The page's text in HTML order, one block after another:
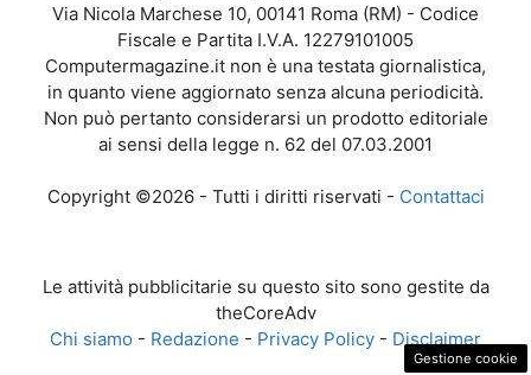
Via Nicola Marchese 10, 00141 Roma (RM) - Codice
Fiscale e Partita I.V.A. 12279101005
Computermagazine.it non è una testata giornalistica,
in quanto viene aggiornato senza alcuna periodicità.
Non può pertanto considerarsi un prodotto editoriale
ai sensi della legge n. 62 del 07.03.2001
Copyright ©2026 - Tutti i diritti riservati - Contattaci
Le attività pubblicitarie su questo sito sono gestite da
theCoreAdv
Chi siamo - Redazione - Privacy Policy - Disclaimer
Gestione cookie